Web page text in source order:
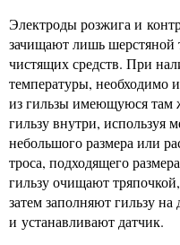
Электроды розжига и
зачищают лишь шерстяной
чистящих средств. При
температуры, необходимо
из гильзы имеющуюся там
гильзу внутри, используя
небольшого размера или
троса, подходящего
гильзу очищают
затем заполняют гильзу
и устанавливают датчик.